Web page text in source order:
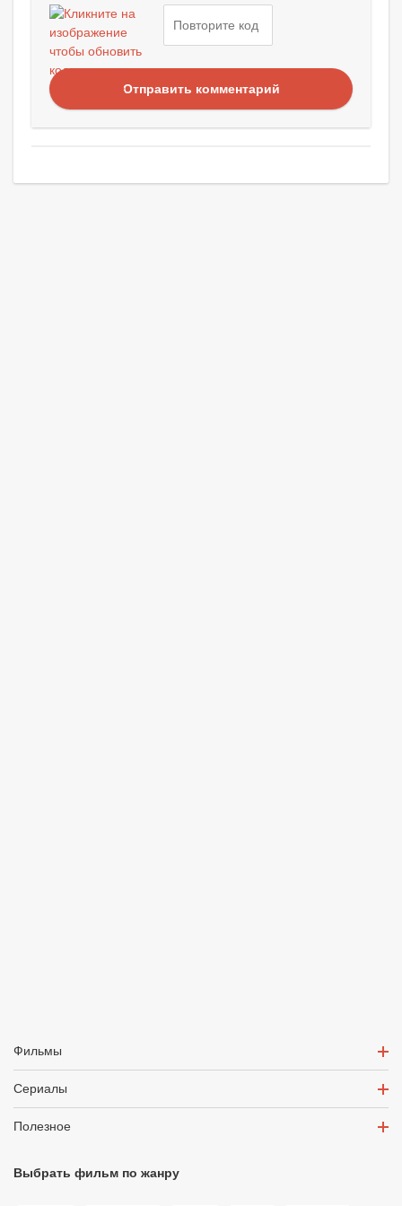
Отправить комментарий
Фильмы
Сериалы
Полезное
Выбрать фильм по жанру